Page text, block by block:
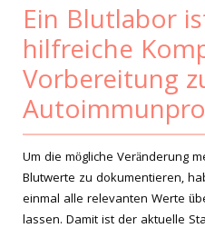
Ein Blutlabor
hilfreiche
Vorbereitung
Um die mögliche Veränderung
Blutwerte zu dokumentieren,
einmal alle relevanten Werte
lassen. Damit ist der aktuelle